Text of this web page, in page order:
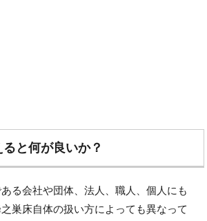
と何が良いか？
る会社や団体、法人、職人、個人にも
巣床自体の扱い方によっても異なって